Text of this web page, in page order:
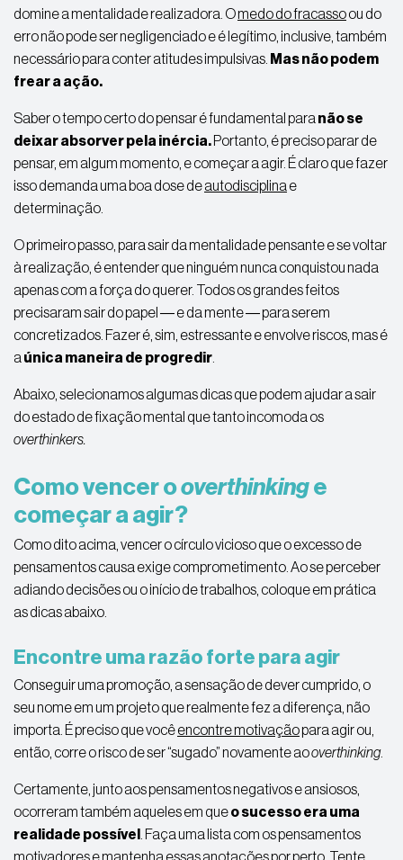
domine a mentalidade realizadora. Omedo do fracassoou do
erro não pode ser negligenciado e é legítimo, inclusive, também
necessário para conter atitudes impulsivas. Mas não podem
frear a ação.
Saber o tempo certo do pensar é fundamental para não se
deixar absorver pela inércia.Portanto, é preciso parar de
pensar, em algum momento, e começar a agir. É claro que fazer
isso demanda uma boa dose deautodisciplina e
determinação.
O primeiro passo, para sair da mentalidade pensante e se voltar
à realização, é entender que ninguém nunca conquistou nada
apenas com a força do querer. Todos os grandes feitos
precisaram sair do papel ― e da mente ― para serem
concretizados. Fazer é, sim, estressante e envolve riscos, mas é
a única maneira de progredir
Abaixo, selecionamos algumas dicas que podem ajudar a sair
do estado de fixação mental que tanto incomoda os
overthinkers.
Como vencer ooverthinkinge
começar a agir?
Como dito acima, vencer o círculo vicioso que o excesso de
pensamentos causa exige comprometimento. Ao se perceber
adiando decisões ou o início de trabalhos, coloqueem prática
as dicas abaixo.
Encontre uma razão forte para agir
Conseguir uma promoção, a sensação de dever cumprido, o
seu nome em um projeto que realmente fez a diferença, não
importa. É preciso que vocêencontre motivaçãopara agir ou,
então, corre o risco de ser “sugado” novamente aooverthinking.
Certamente, junto aos pensamentos negativos e ansiosos,
ocorreram também aqueles em queo sucesso era uma
realidade possível . Faça uma lista com os pensamentos
motivadores e mantenha essas anotações por perto. Tente